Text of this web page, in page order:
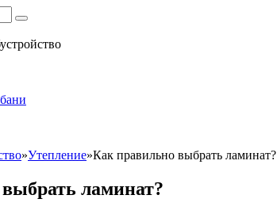
»Утепление»Как правильно выбрать ламинат?
ламинат?